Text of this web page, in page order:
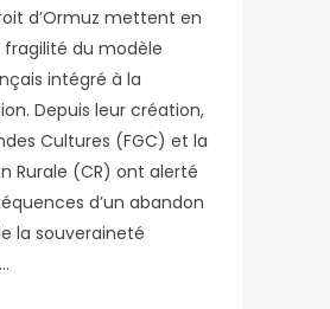
d’Ormuz mettent en
du modèle
intégré à la
Depuis leur création,
Cultures (FGC) et la
Rurale (CR) ont alerté
d’un abandon
la souveraineté